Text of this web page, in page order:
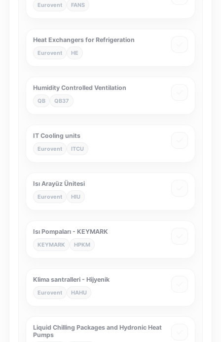
Eurovent FANS
Heat Exchangers for Refrigeration
Eurovent HE
Humidity Controlled Ventilation
QB QB37
IT Cooling units
Eurovent ITCU
Isı Arayüz Ünitesi
Eurovent HIU
Isı Pompaları - KEYMARK
KEYMARK HPKM
Klima santralleri - Hijyenik
Eurovent HAHU
Liquid Chilling Packages and Hydronic Heat
Pumps